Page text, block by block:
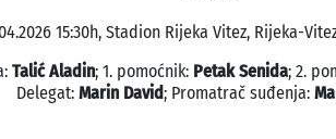
15:30h, Stadion Rijeka Vitez, Rijeka-
Talić Aladin; 1. pomoćnik: Petak Senida; 2.
Delegat: Marin David; Promatrač suđenja: